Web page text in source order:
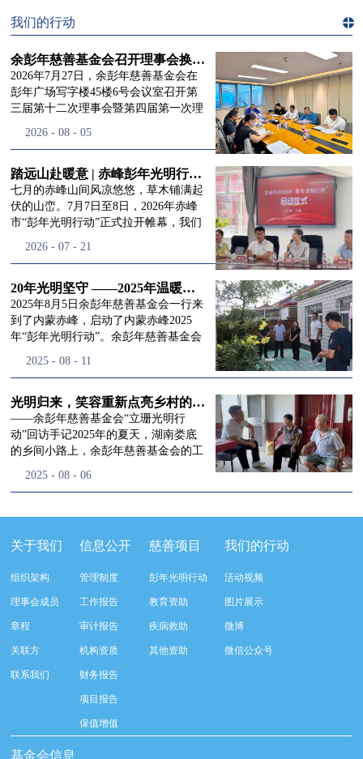
我们的行动
余彭年慈善基金会召开理事会换届会议
2026年7月27日，余彭年慈善基金会在
彭年广场写字楼45楼6号会议室召开第
三届第十二次理事会暨第四届第一次理
徐滨先生；副理事长兼秘书长彭志兵先
生、李玲辉先生、郭启兴先生及梅鑫先
生，现场列席人员:监事孙海跃先生，联
合党支部书记曾层同志。本次会议由理
事长徐滨主持，会议出席人数超过理事
换届会议严格按照基金会章程规定流程
同回顾了基金会过往任期内在助学兴
教、医疗救助、公益事业普惠等多个领
域深耕耕耘的公益历程，充分肯定了第
三届理事会全体成员多年来接续付出的
民、济世利人"的慈善理念所做出的突
流程，完成了新一届治理层的选举任
命，全新的第四届理事会正式组建完
成：选举彭志兵、徐滨、彭新英、李
栋、李玲辉、郭启兴、梅鑫为余彭年慈
余彭年慈善基金会第四届理事会监事。
徐滨先生当选余彭年慈善基金会第四届
先生依次为新一任理事长徐滨先生及秘
新起点上，基金会将始终坚守创立初
心，继续沿着余彭年先生的慈善足迹稳
步前行：一方面将持续巩固已有的品牌
公益项目优势，把帮扶资源更精准地向
索适配新时代公益环境的创新路径，联
动更多社会爱心力量，搭建更透明、更
阔的角落，用实际行动践行"取之于社
会、用之于社会"的公益承诺。未来，
余彭年慈善基金会将在新一届理事会的
带领下，以更饱满的热忱投身公益慈善
2026 - 08 - 05
踏远山赴暖意 | 赤峰彭年光明行动启程，入户回访接住乡亲眼底的光亮
七月的赤峰山间风凉悠悠，草木铺满起
伏的山峦。7月7日至8日，2026年赤峰
市“彭年光明行动”正式拉开帷幕，我们
土地，赴一场延续了二十一年的光明之
残联唐婷婷理事长到场参与本次启动活
动，由衷肯定了基金会坚持二十一年深
耕光明帮扶的坚守，也向长久奔走推进
项目的我们表达了谢意。二十一年时光
市与县域，一趟趟奔赴偏远地区，只为
景，这份认可，也让我们更加笃定前行
的脚步。启动仪式落幕之后，我们没有
即刻返程，联合赤峰市残联的工作人
员、专业医护队伍走入乡间小路，随机
小路弯弯曲曲，两边是繁茂的林木，我
家中。简朴的乡村民居陈设简单，老人
往日家中大大小小的农活，全都压在了
老伴一人肩上。此前季爷爷的左眼早已
彻底失明，卧床的日子里视野一片昏
暗，行动受限再加上双目近乎失明，老
人常常对往后的生活满心忧虑。得益于
去年项目开展的右眼手术，如今他的右
眼重获视力，平日里能够看清手机屏
幕，简单的日常起居也可以自己打理不
少。聊天的时候季爷爷语气满是庆
幸：“本来走路就不利索，要是双眼都
看不见，真的不敢设想往后的日子。现
2026 - 07 - 21
20年光明坚守 ——2025年温暖启程“彭年光明行动”内蒙赤峰
2025年8月5日余彭年慈善基金会一行来
到了内蒙赤峰，启动了内蒙赤峰2025
年“彭年光明行动”。余彭年慈善基金会
欣以及余彭年慈善基金会志愿者姜颖妍
峰市残联理事长孙德欣对我们“彭年光
明行动”给予了高度的肯定，他表示“彭
年光明行动”不仅仅是帮助白内障患者
恢复光明，最重要的是减轻了患者家庭
事业的生动体现。随后余彭年慈善基金
光明行动”在内蒙的点点滴滴，并希望
覆盖，加强术后随访与科普宣传，同时
仪式后余彭年慈善基金会一行实地探访
了项目实施的一线情况，详细了解了患
流程就诊环节。 探访结束后，我们一行
开始对参与项目的患者进行了随机的回
项目的患者进行了随机的回访。居住在
松山区三道井子村的王奶奶左眼一直视
检查治疗。村里的赵书记在走访过程中
2025 - 08 - 11
光明归来，笑容重新点亮乡村的角落
——余彭年慈善基金会“立珊光明行
动”回访手记2025年的夏天，湖南娄底
的乡间小路上，余彭年慈善基金会的工
着一份特别的牵挂，走进了一个个普通
曾经被白内障困扰的老人，在接受
发生了怎样的变化。“现在能看清菜苗
来到涟源市渡头塘乡洪家村。72岁的曾
爷爷正在自家菜地里忙碌。他曾是村里
见，另一只眼睛的视力也越来越差。以
前，他看不清鱼塘的水位，也分不清菜
术后，眼睛亮堂多了！”老人笑着说。
现在，他能清楚地看到鱼塘里鱼儿游动
杂草。尽管手部有残疾，但他在田埂上
2025 - 08 - 06
们的行
动
道>>
关于我们
组织架构
理事会成员
章程
关联方
联系我们
信息公开
管理制度
工作报告
审计报告
机构资质
财务报告
项目报告
保值增值
慈善项目
彭年光明行动
教育资助
疾病救助
其他资助
我们的行动
活动视频
图片展示
微博
微信公众号
基金会信息